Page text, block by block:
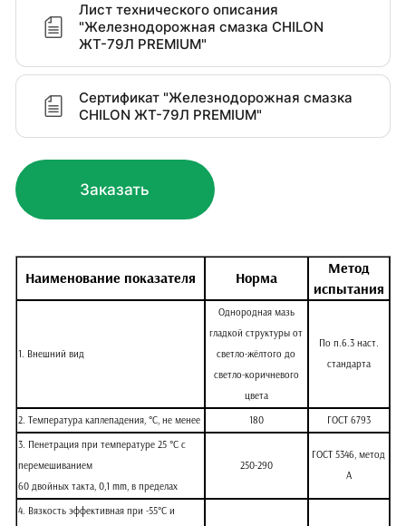
Лист технического описания
"Железнодорожная смазка CHILON
ЖТ-79Л PREMIUM"
Cертификат "Железнодорожная смазка
CHILON ЖТ-79Л PREMIUM"
Заказать
Наименование показателя Норма
Метод
испытания
1. Внешний вид
Однородная мазь
гладкой структуры от
светло-жёлтого до
светло-коричневого
цвета
По п.6.3 наст.
стандарта
2. Температура каплепадения, °С, не менее 180 ГОСТ 6793
3. Пенетрация при температуре 25 °С с
перемешиванием
60 двойных такта, 0,1 mm, в пределах
250-290
ГОСТ 5346, метод
А
4. Вязкость эффективная при -55°С и